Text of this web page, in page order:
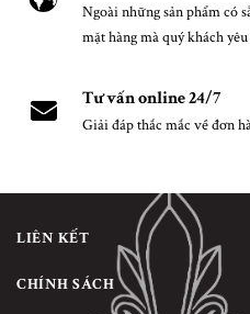
Ngoài những sản phẩm có
mặt hàng mà quý khách
Tư vấn online 24/7
Giải đáp thắc mắc về đơn
LIÊN KẾT
CHÍNH SÁCH